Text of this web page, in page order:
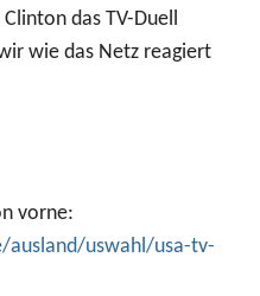
das TV-Duell
wie das Netz reagiert
vorne:
uswahl/usa-tv-